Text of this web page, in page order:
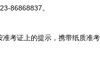
86868837。
证上的提示，携带纸质准考